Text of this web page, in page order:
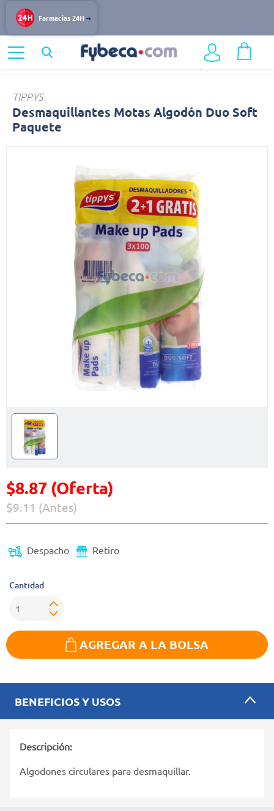
Farmacias 24H
Accesorios de maquillaje Desmaquillantes
TIPPYS
Desmaquillantes Motas Algodón Duo Soft
Paquete
$8.87 (Oferta)
Precio reducido de
$9.11(Antes)
Despacho Retiro
Cantidad
AGREGAR A LA BOLSA
BENEFICIOS Y USOS
Descripción:
Algodones circulares para desmaquillar.